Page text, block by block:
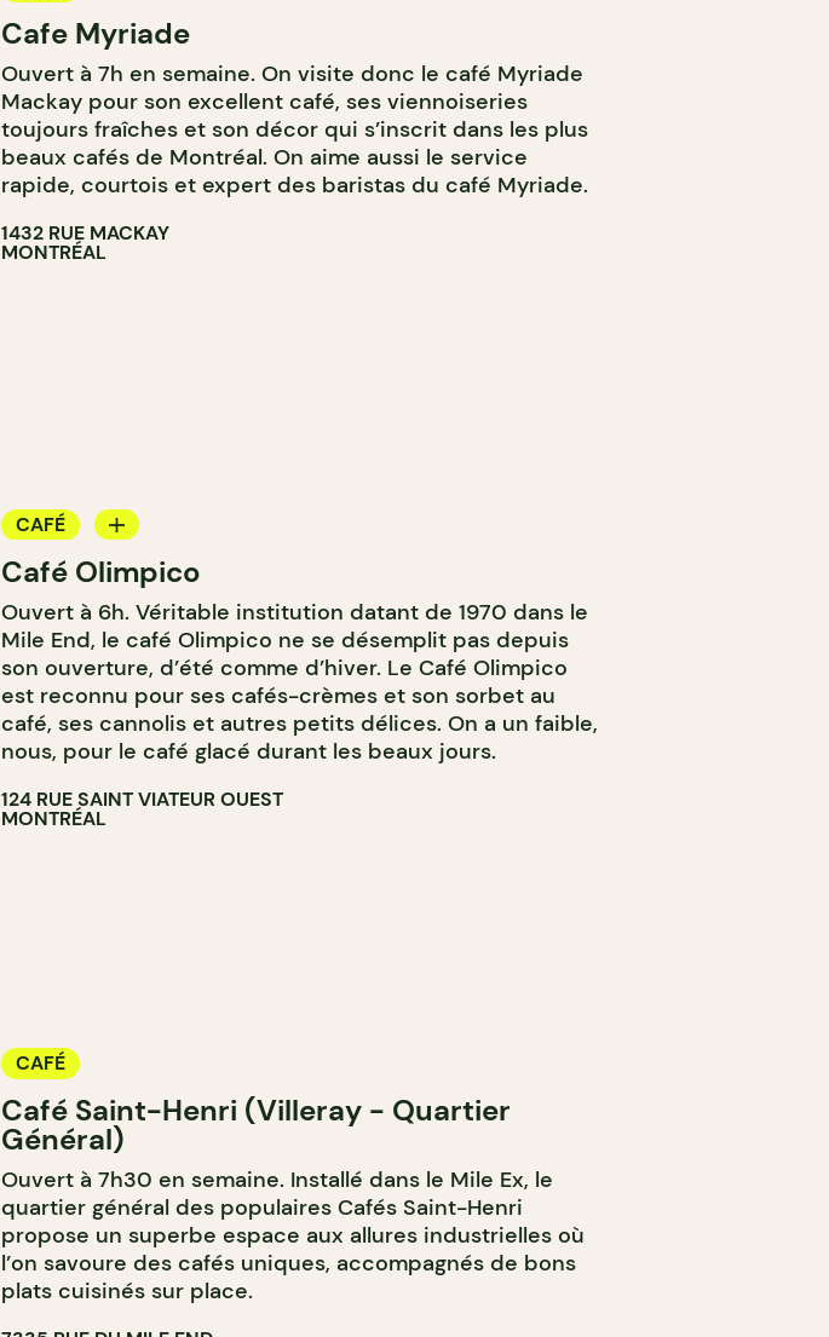
Cafe Myriade
Ouvert à 7h en semaine. On visite donc le café Myriade
Mackay pour son excellent café, ses viennoiseries
toujours fraîches et son décor qui s’inscrit dans les plus
beaux cafés de Montréal. On aime aussi le service
rapide, courtois et expert des baristas du café Myriade.
1432 RUE MACKAY
MONTRÉAL
CAFÉ
COMPTOIR
Café Olimpico
Ouvert à 6h. Véritable institution datant de 1970 dans le
Mile End, le café Olimpico ne se désemplit pas depuis
son ouverture, d’été comme d’hiver. Le Café Olimpico
est reconnu pour ses cafés-crèmes et son sorbet au
café, ses cannolis et autres petits délices. On a un faible,
nous, pour le café glacé durant les beaux jours.
124 RUE SAINT VIATEUR OUEST
MONTRÉAL
CAFÉ
Café Saint-Henri (Villeray - Quartier
Général)
Ouvert à 7h30 en semaine. Installé dans le Mile Ex, le
quartier général des populaires Cafés Saint-Henri
propose un superbe espace aux allures industrielles où
l’on savoure des cafés uniques, accompagnés de bons
plats cuisinés sur place.